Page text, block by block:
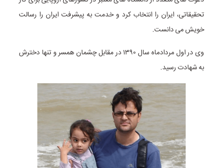
تحقیقاتی، ایران را انتخاب کرد و خدمت به پیشرفت ایران را رسالت
خویش می دانست.
وی در اول مردادماه سال ۱۳۹۰ در مقابل چشمان همسر و تنها دخترش
به شهادت رسید.